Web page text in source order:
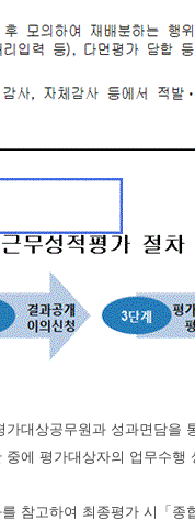
대상공무원과 성과면담을
에 평가대상자의 업무수
참고하여 최종평가 시「종